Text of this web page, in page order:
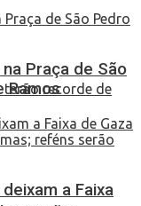
Praça de São
Ramos
a Faixa